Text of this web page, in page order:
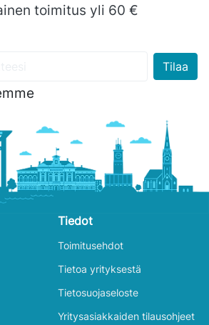
toimitus yli 60 €
Tiedot
Toimitusehdot
Tietoa yrityksestä
Tietosuojaseloste
Yritysasiakkaiden tilausohjeet